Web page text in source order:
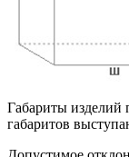
Габариты изделий
габаритов